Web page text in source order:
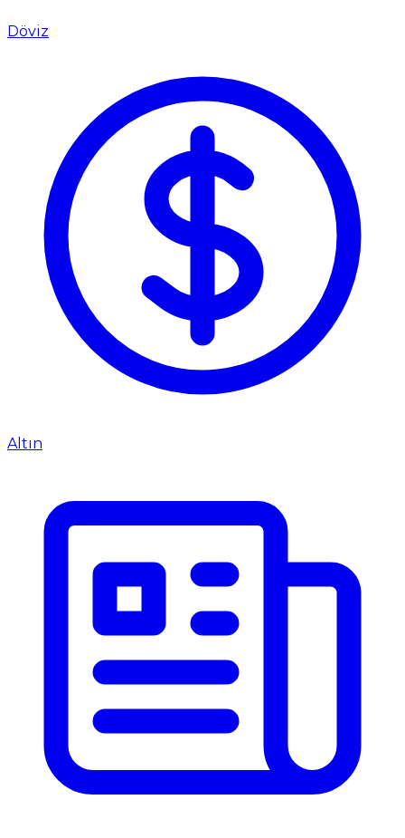
Döviz
Altın